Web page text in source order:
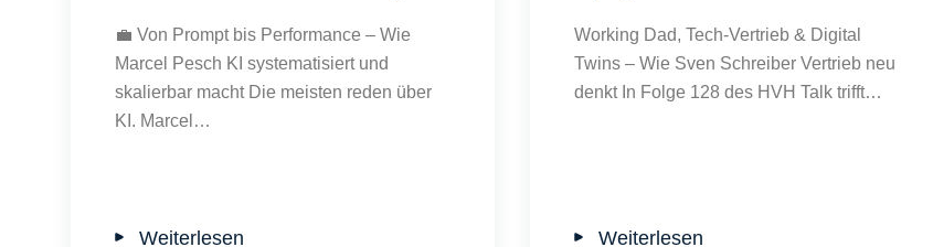
💼 Von Prompt bis Performance – Wie
Marcel Pesch KI systematisiert und
skalierbar macht Die meisten reden über
KI. Marcel…
Weiterlesen
Working Dad, Tech-Vertrieb & Digital
Twins – Wie Sven Schreiber Vertrieb neu
denkt In Folge 128 des HVH Talk trifft…
Weiterlesen